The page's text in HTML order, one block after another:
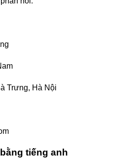
Trưng, Hà Nội
tiếng anh